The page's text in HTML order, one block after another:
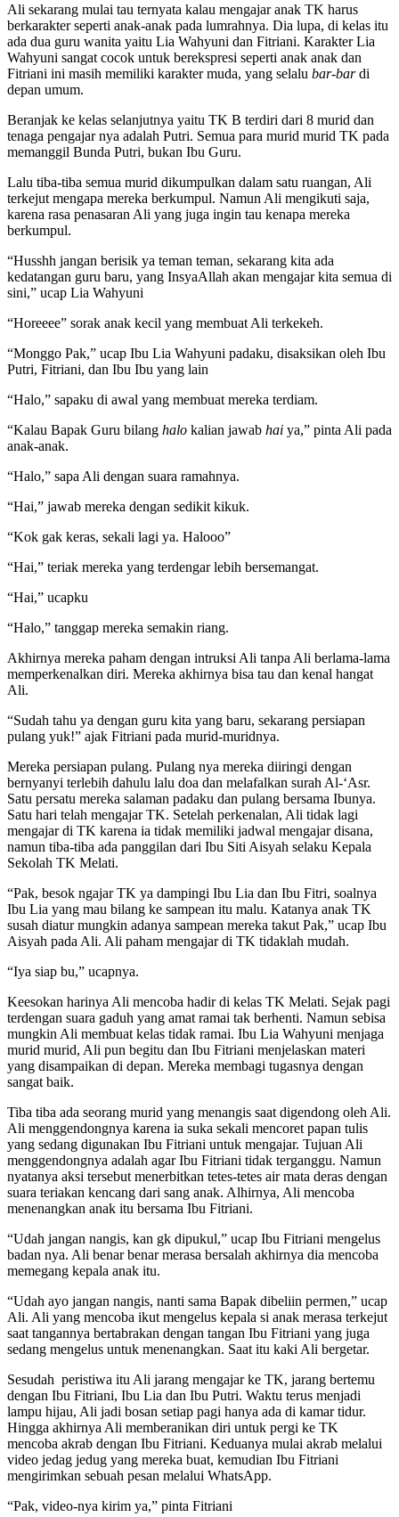
Ali sekarang mulai tau ternyata kalau mengajar anak TK harus
berkarakter seperti anak-anak pada lumrahnya. Dia lupa, di kelas itu
ada dua guru wanita yaitu Lia Wahyuni dan Fitriani. Karakter Lia
Wahyuni sangat cocok untuk berekspresi seperti anak anak dan
Fitriani ini masih memiliki karakter muda, yang selalu bar-bardi
depan umum.
Beranjak ke kelas selanjutnya yaitu TK B terdiri dari 8 murid dan
tenaga pengajar nya adalah Putri. Semua para murid murid TK pada
memanggil Bunda Putri, bukan Ibu Guru.
Lalu tiba-tiba semua murid dikumpulkan dalam satu ruangan, Ali
terkejut mengapa mereka berkumpul. Namun Ali mengikuti saja,
karena rasa penasaran Ali yang juga ingin tau kenapa mereka
berkumpul.
“Husshh jangan berisik ya teman teman, sekarang kita ada
kedatangan guru baru, yang InsyaAllah akan mengajar kita semua di
sini,” ucap Lia Wahyuni
“Horeeee” sorak anak kecil yang membuat Ali terkekeh.
“Monggo Pak,” ucap Ibu Lia Wahyuni padaku, disaksikan oleh Ibu
Putri, Fitriani, dan Ibu Ibu yang lain
“Halo,” sapaku di awal yang membuat mereka terdiam.
“Kalau Bapak Guru bilang halo kalian jawab hai ya,” pinta Ali pada
anak-anak.
“Halo,” sapa Ali dengan suara ramahnya.
“Hai,” jawab mereka dengan sedikit kikuk.
“Kok gak keras, sekali lagi ya. Halooo”
“Hai,” teriak mereka yang terdengar lebih bersemangat.
“Hai,” ucapku
“Halo,” tanggap mereka semakin riang.
Akhirnya mereka paham dengan intruksi Ali tanpa Ali berlama-lama
memperkenalkan diri. Mereka akhirnya bisa tau dan kenal hangat
Ali.
“Sudah tahu ya dengan guru kita yang baru, sekarang persiapan
pulang yuk!” ajak Fitriani pada murid-muridnya.
Mereka persiapan pulang. Pulang nya mereka diiringi dengan
bernyanyi terlebih dahulu lalu doa dan melafalkan surah Al-‘Asr.
Satu persatu mereka salaman padaku dan pulang bersama Ibunya.
Satu hari telah mengajar TK. Setelah perkenalan, Ali tidak lagi
mengajar di TK karena ia tidak memiliki jadwal mengajar disana,
namun tiba-tiba ada panggilan dari Ibu Siti Aisyah selaku Kepala
Sekolah TK Melati.
“Pak, besok ngajar TK ya dampingi Ibu Lia dan Ibu Fitri, soalnya
Ibu Lia yang mau bilang ke sampean itu malu. Katanya anak TK
susah diatur mungkin adanya sampean mereka takut Pak,” ucap Ibu
Aisyah pada Ali. Ali paham mengajar di TK tidaklah mudah.
“Iya siap bu,” ucapnya.
Keesokan harinya Ali mencoba hadir di kelas TK Melati. Sejak pagi
terdengan suara gaduh yang amat ramai tak berhenti. Namun sebisa
mungkin Ali membuat kelas tidak ramai. Ibu Lia Wahyuni menjaga
murid murid, Ali pun begitu dan Ibu Fitriani menjelaskan materi
yang disampaikan di depan. Mereka membagi tugasnya dengan
sangat baik.
Tiba tiba ada seorang murid yang menangis saat digendong oleh Ali.
Ali menggendongnya karena ia suka sekali mencoret papan tulis
yang sedang digunakan Ibu Fitriani untuk mengajar. Tujuan Ali
menggendongnya adalah agar Ibu Fitriani tidak terganggu. Namun
nyatanya aksi tersebut menerbitkan tetes-tetes air mata deras dengan
suara teriakan kencang dari sang anak. Alhirnya, Ali mencoba
menenangkan anak itu bersama Ibu Fitriani.
“Udah jangan nangis, kan gk dipukul,” ucap Ibu Fitriani mengelus
badan nya. Ali benar benar merasa bersalah akhirnya dia mencoba
memegang kepala anak itu.
“Udah ayo jangan nangis, nanti sama Bapak dibeliin permen,” ucap
Ali. Ali yang mencoba ikut mengelus kepala si anak merasa terkejut
saat tangannya bertabrakan dengan tangan Ibu Fitriani yang juga
sedang mengelus untuk menenangkan. Saat itu kaki Ali bergetar.
Sesudah peristiwa itu Ali jarang mengajar ke TK, jarang bertemu
dengan Ibu Fitriani, Ibu Lia dan Ibu Putri. Waktu terus menjadi
lampu hijau, Ali jadi bosan setiap pagi hanya ada di kamar tidur.
Hingga akhirnya Ali memberanikan diri untuk pergi ke TK
mencoba akrab dengan Ibu Fitriani. Keduanya mulai akrab melalui
video jedag jedug yang mereka buat, kemudian Ibu Fitriani
mengirimkan sebuah pesan melalui WhatsApp.
“Pak, video-nya kirim ya,” pinta Fitriani